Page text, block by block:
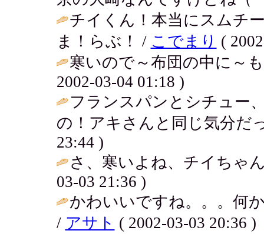
チイくん！本当にスムチ
ま！らぶ！ / こでまり (
寒いので～布団の中に～
2002-03-04 01:18 )
フランスパンとシチュー
の！アキさんと同じ気分だ
23:44 )
さ、寒いよね、チイちゃ
03-03 21:36 )
かわいいですね。。。何
/ アサト ( 2002-03-03 20:36 )